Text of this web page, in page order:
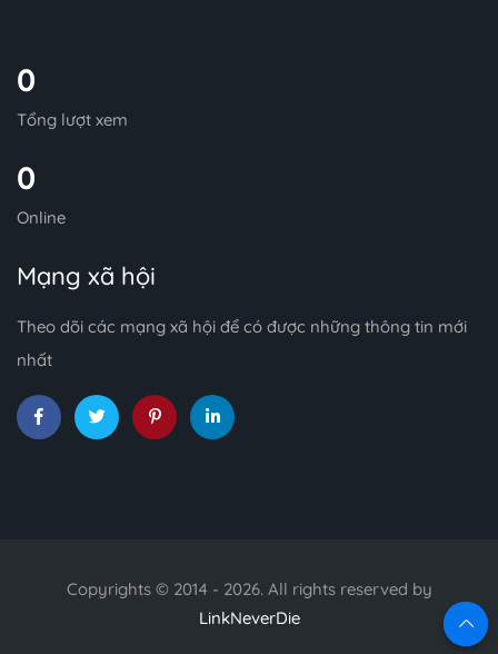
0
Tổng lượt xem
0
Online
Mạng xã hội
Theo dõi các mạng xã hội để có được những thông tin mới
nhất
Copyrights © 2014 - 2026. All rights reserved by
LinkNeverDie